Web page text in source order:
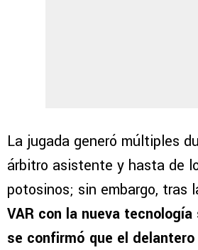
La jugada generó múltiples
árbitro asistente y hasta de
potosinos; sin embargo, tras
VAR con la nueva
se confirmó que el